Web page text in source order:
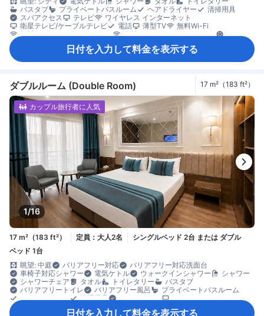
バスタブ
プライベートバスルーム ヘアドライヤー
清掃用具
スパアクセス
テレビ
ワイヤレス インターネット
衛星テレビ/ケーブルテレビ
電話 薄型TV
無料Wi-Fi
無料インターネット（LAN）
有料インターネット（LAN）
モーニングコール
リネン類 快眠グッズ 暖房
防音設備
アイロン設備
クローゼット
ズボンプレッサー
ベビーベッド（要リクエスト）
エレベーター利用
セーフティボックス（客室内）
ノートパソコン用セーフティボックス
ロッカー
安全/セキュリティ対策 煙感知器 消火器
日付を入力して料金を表示する
ダブルルーム (Double Room) 17 m²（183 ft²）
1/16
カップル旅行者に人気
17 m²（183 ft²） 定員：大人2名
シングルベッド 2台 または ダブル
ベッド 1台
眺望: 中庭
バリアフリー対応
バリアフリー対応洗面台
車椅子対応シャワー
電気ケトル ウォークインシャワー
シャワー
シャワーチェア
タオル トイレタリー
バスタブ
バリアフリートイレ
バリアフリー風呂
プライベートバスルーム
清掃用具
テレビ
日付を入力して料金を表示する